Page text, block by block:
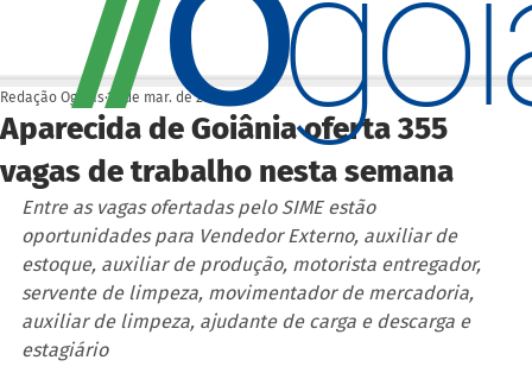
Aparecida de Goiânia oferta 355
vagas de trabalho nesta semana
Redação Ogoiás 14 de mar. de 2022
Entre as vagas ofertadas pelo SIME estão
oportunidades para Vendedor Externo, auxiliar de
estoque, auxiliar de produção, motorista entregador,
servente de limpeza, movimentador de mercadoria,
auxiliar de limpeza, ajudante de carga e descarga e
estagiário